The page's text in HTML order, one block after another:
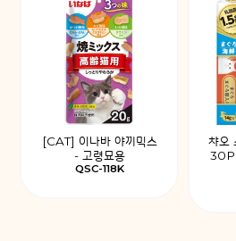
[CAT] 이나바 야끼믹스
- 고령묘용
QSC-118K
챠오
30P